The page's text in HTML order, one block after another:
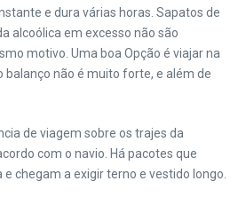
e dura várias horas. Sapatos de
alcoólica em excesso não são
motivo. Uma boa Opção é viajar na
balanço não é muito forte, e além de
de viagem sobre os trajes da
com o navio. Há pacotes que
chegam a exigir terno e vestido longo.